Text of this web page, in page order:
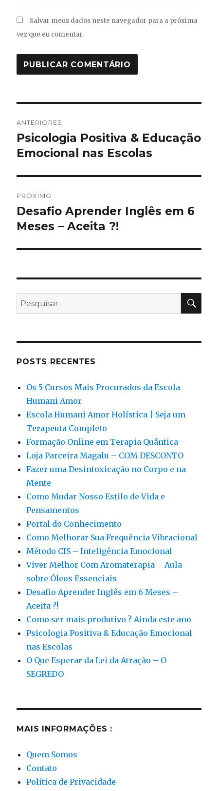
Salvar meus dados neste navegador para a próxima
vez que eu comentar.
de
Post
ANTERIORES
Post
anterior:
Psicologia Positiva & Educação
Emocional nas Escolas
PRÓXIMO
Próximo
post:
Desafio Aprender Inglês em 6
Meses – Aceita ?!
Pesquisar
por:
POSTS RECENTES
Os 5 Cursos Mais Procurados da Escola
Humani Amor
Escola Humani Amor Holística | Seja um
Terapeuta Completo
Formação Online em Terapia Quântica
Loja Parceira Magalu – COM DESCONTO
Fazer uma Desintoxicação no Corpo e na
Mente
Como Mudar Nosso Estilo de Vida e
Pensamentos
Portal do Conhecimento
Como Melhorar Sua Frequência Vibracional
Método CIS – Inteligência Emocional
Viver Melhor Com Aromaterapia – Aula
sobre Óleos Essenciais
Desafio Aprender Inglês em 6 Meses –
Aceita ?!
Como ser mais produtivo ? Ainda este ano
Psicologia Positiva & Educação Emocional
nas Escolas
O Que Esperar da Lei da Atração – O
SEGREDO
MAIS INFORMAÇÕES :
Quem Somos
Contato
Política de Privacidade